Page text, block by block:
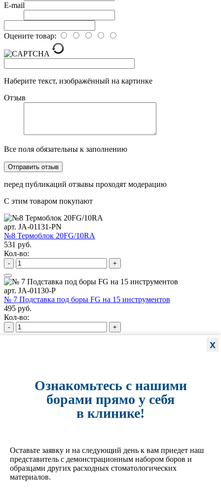
E-mail
Оцените товар:
Наберите текст, изображённый на картинке
Отзыв
Все поля обязательны к заполнению
перед публикаций отзывы проходят модерацию
С этим товаром покупают
арт. JA-01131-PN
№8 Термоблок 20FG/10RA
531 руб.
Кол-во:
- +
арт. JA-01130-P
№ 7 Подставка под боры FG на 15 инструментов
495 руб.
Кол-во:
- +
+
+
арт. JA-01132-P
x
Ознакомьтесь с нашими
борами прямо у себя
в клинике!
Оставьте заявку и на следующий день к вам приедет наш
представитель с демонстрационным набором боров и
образцами других расходных стоматологических
материалов.